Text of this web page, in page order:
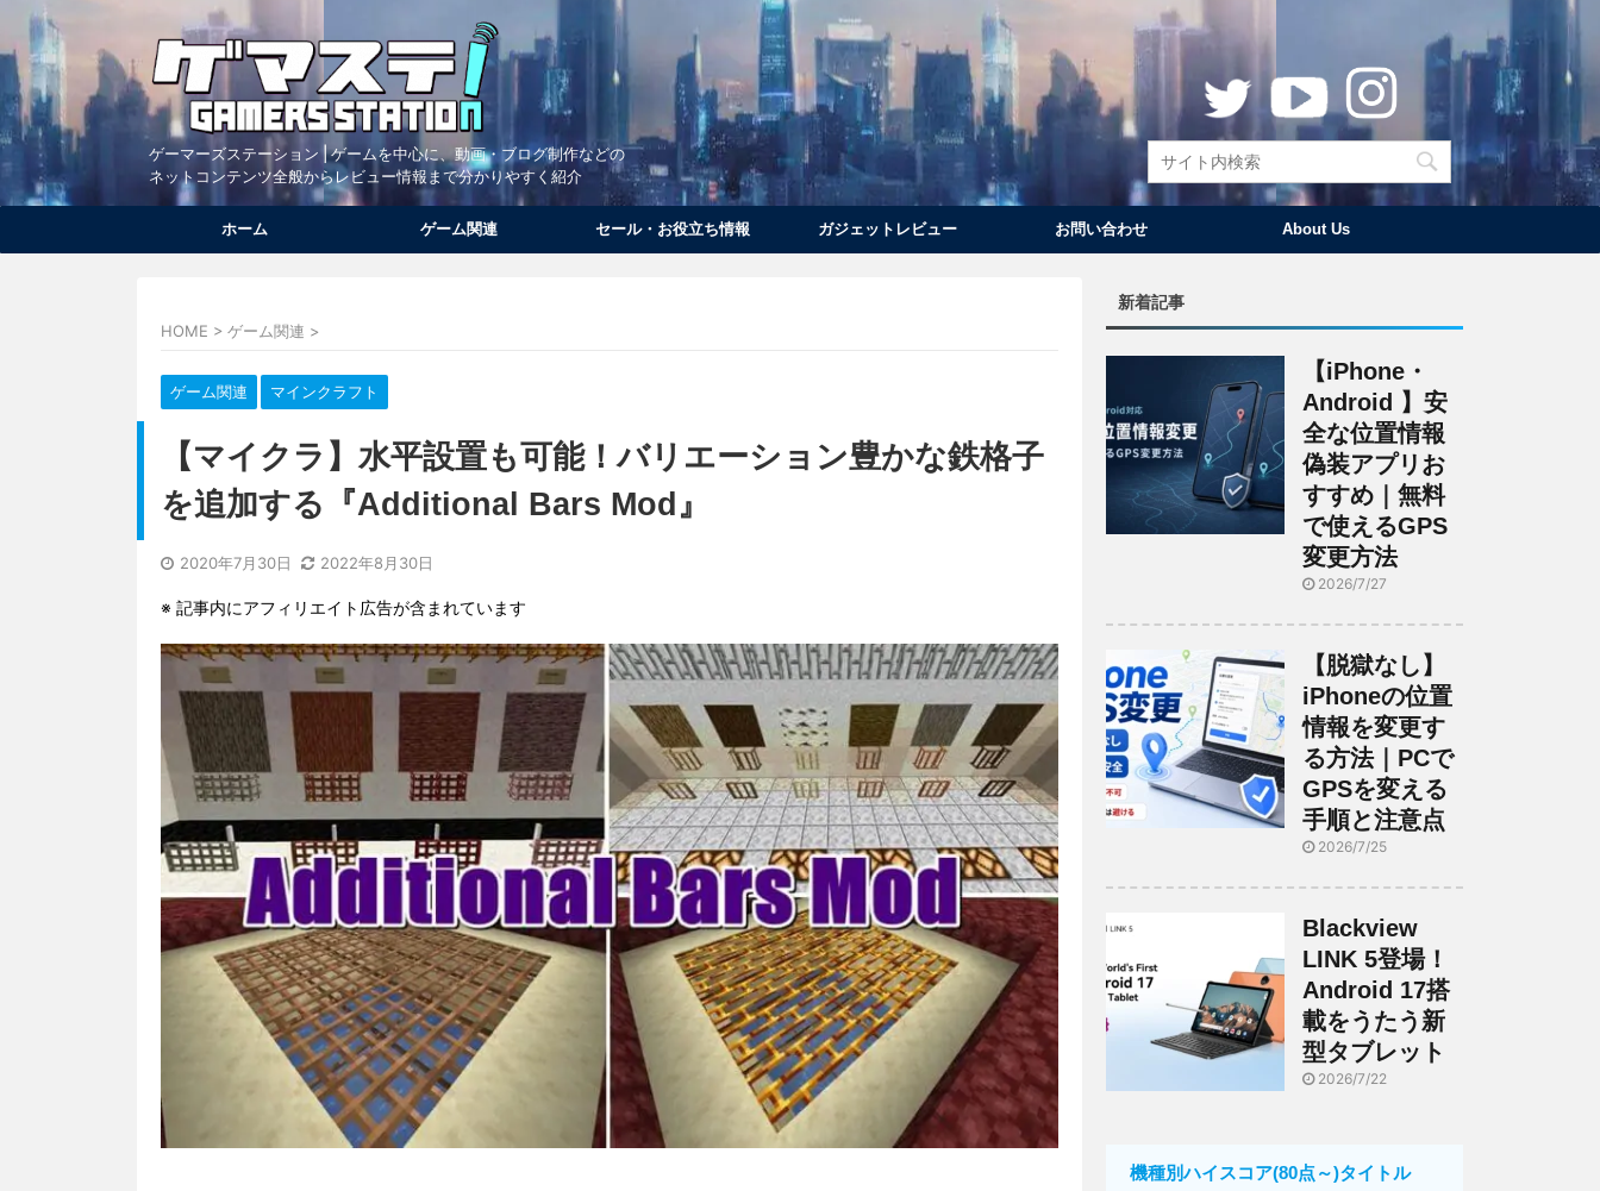
ゲーマーズステーション | ゲームを中心に、動画・ブログ制作などの
ネットコンテンツ全般からレビュー情報まで分かりやすく紹介
ホーム ゲーム関連 セール・お役立ち情報 ガジェットレビュー お問い合わせ About Us
HOME > ゲーム関連 >
ゲーム関連 マインクラフト
【マイクラ】水平設置も可能！バリエーション豊かな鉄格子
を追加する『Additional Bars Mod』
2020年7月30日 2022年8月30日
※ 記事内にアフィリエイト広告が含まれています
新着記事
【iPhone・
Android 】安
全な位置情報
偽装アプリお
すすめ｜無料
で使えるGPS
変更方法
2026/7/27
【脱獄なし】
iPhoneの位置
情報を変更す
る方法｜PCで
GPSを変える
手順と注意点
2026/7/25
Blackview
LINK 5登場！
Android 17搭
載をうたう新
型タブレット
2026/7/22
機種別ハイスコア(80点～)タイトル